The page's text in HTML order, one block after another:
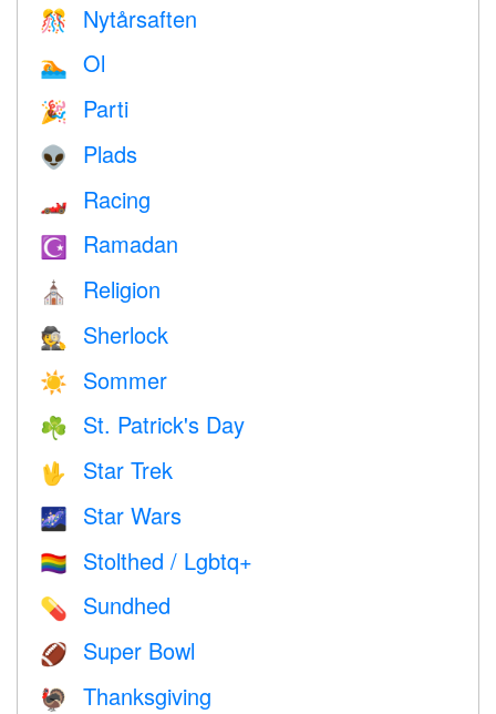
🎊 Nytårsaften
🏊 Ol
🎉 Parti
👽 Plads
🏎 Racing
☪️ Ramadan
⛪️ Religion
🕵️ Sherlock
☀️ Sommer
☘️ St. Patrick's Day
🖖 Star Trek
🌌 Star Wars
🏳️‍🌈 Stolthed / Lgbtq+
💊 Sundhed
🏈 Super Bowl
🦃 Thanksgiving